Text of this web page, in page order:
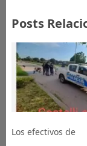
Posts
Los efectivos de